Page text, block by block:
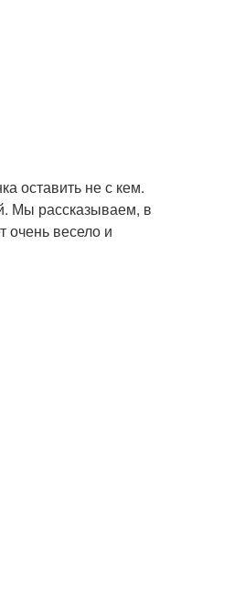
оставить не с кем.
Мы рассказываем, в
очень весело и